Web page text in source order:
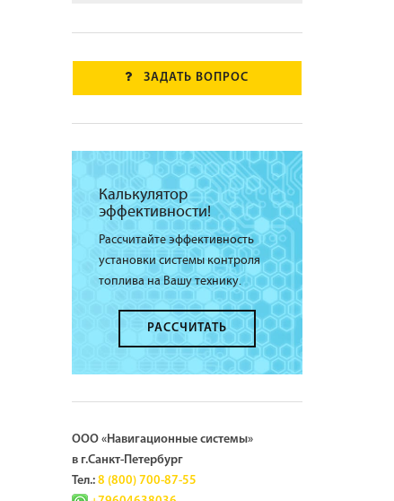
ЗАДАТЬ ВОПРОС
Калькулятор
эффективности!
Рассчитайте эффективность
установки системы контроля
топлива на Вашу технику.
РАССЧИТАТЬ
ООО «Навигационные системы»
в г.Санкт-Петербург
Тел.: 8 (800) 700-87-55